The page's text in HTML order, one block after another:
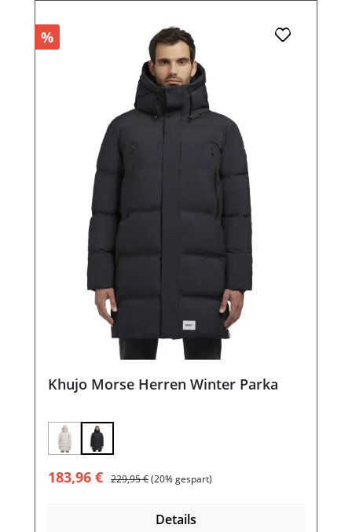
%
Khujo Morse Herren Winter Parka
(Diese Option ist zurzeit nicht verfügbar.)
Verkaufspreis:
183,96 € Regulärer Preis:
229,95 €(20% gespart)
Details